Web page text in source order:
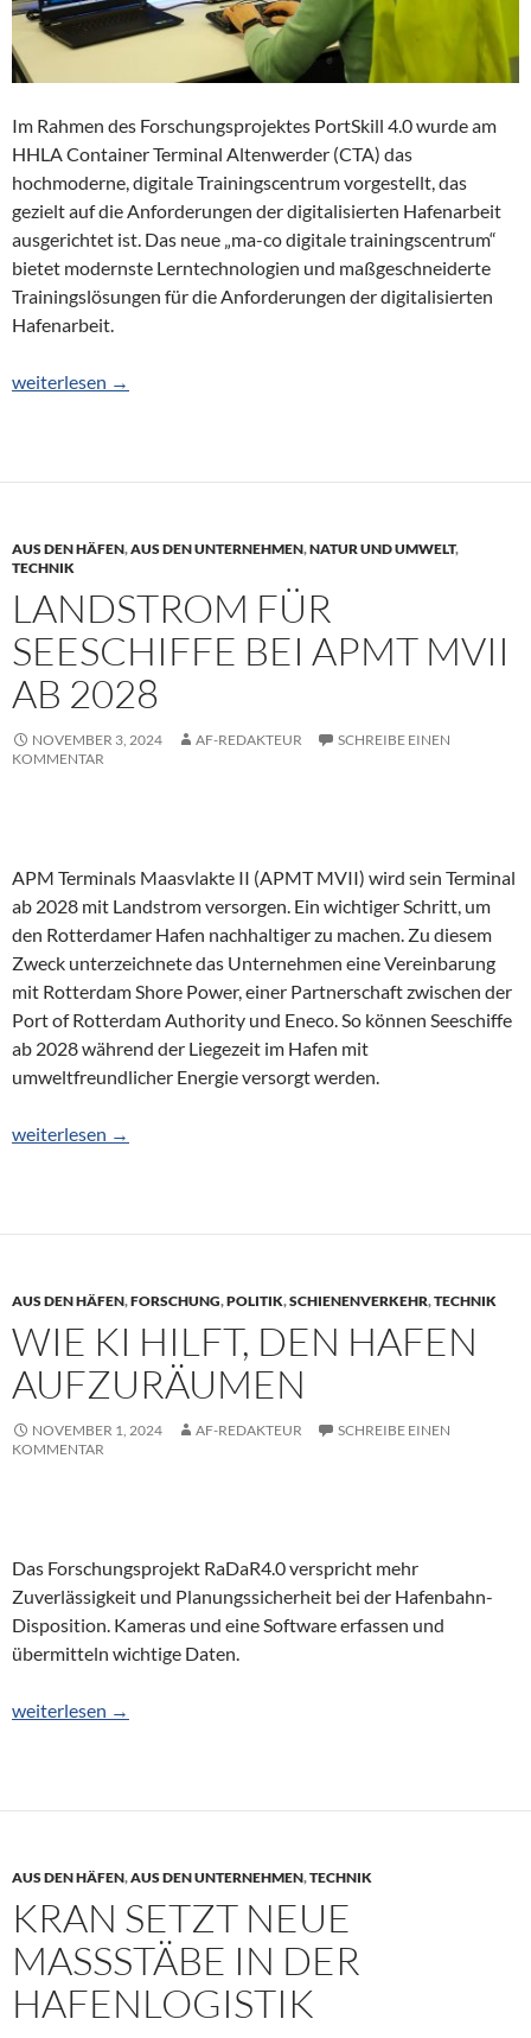
Im Rahmen des Forschungsprojektes PortSkill 4.0 wurde am
HHLA Container Terminal Altenwerder (CTA) das
hochmoderne, digitale Trainingscentrum vorgestellt, das
gezielt auf die Anforderungen der digitalisierten Hafenarbeit
ausgerichtet ist. Das neue „ma-co digitale trainingscentrum“
bietet modernste Lerntechnologien und maßgeschneiderte
Trainingslösungen für die Anforderungen der digitalisierten
Hafenarbeit.
Trainingscentrum für die digitalisierte Hafenarbeit
weiterlesen →
AUS DEN HÄFEN,AUS DEN UNTERNEHMEN,NATUR UND UMWELT,
TECHNIK
LANDSTROM FÜR
SEESCHIFFE BEI APMT MVII
AB 2028
NOVEMBER 3, 2024 AF-REDAKTEUR
SCHREIBE EINEN
KOMMENTAR
APM Terminals Maasvlakte II (APMT MVII) wird sein Terminal
ab 2028 mit Landstrom versorgen. Ein wichtiger Schritt, um
den Rotterdamer Hafen nachhaltiger zu machen. Zu diesem
Zweck unterzeichnete das Unternehmen eine Vereinbarung
mit Rotterdam Shore Power, einer Partnerschaft zwischen der
Port of Rotterdam Authority und Eneco. So können Seeschiffe
ab 2028 während der Liegezeit im Hafen mit
umweltfreundlicher Energie versorgt werden.
Landstrom für Seeschiffe bei APMT MVII ab 2028
weiterlesen →
AUS DEN HÄFEN,FORSCHUNG,POLITIK,SCHIENENVERKEHR,TECHNIK
WIE KI HILFT, DEN HAFEN
AUFZURÄUMEN
NOVEMBER 1, 2024 AF-REDAKTEUR
SCHREIBE EINEN
KOMMENTAR
Das Forschungsprojekt RaDaR4.0 verspricht mehr
Zuverlässigkeit und Planungssicherheit bei der Hafenbahn-
Disposition. Kameras und eine Software erfassen und
übermitteln wichtige Daten.
Wie KI hilft, den Hafen aufzuräumen
weiterlesen →
AUS DEN HÄFEN,AUS DEN UNTERNEHMEN,TECHNIK
KRAN SETZT NEUE
MASSSTÄBE IN DER H
AFENLOGISTIK